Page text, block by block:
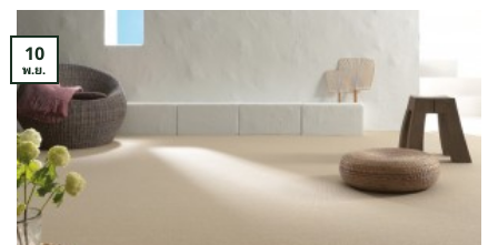
10
พ.ย.